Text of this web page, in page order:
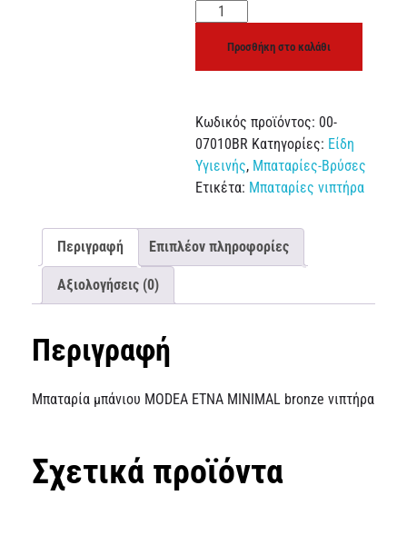
Προσθήκη στο καλάθι
Κωδικός προϊόντος: 00-
07010BR Κατηγορίες: Είδη
Υγιεινής, Μπαταρίες-Βρύσες
Ετικέτα: Μπαταρίες νιπτήρα
Περιγραφή Επιπλέον πληροφορίες
Αξιολογήσεις (0)
Περιγραφή
Μπαταρία μπάνιου MODEA ETNA MINIMAL bronze νιπτήρα
Σχετικά προϊόντα